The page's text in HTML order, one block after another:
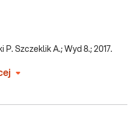
P. Szczeklik A.; Wyd 8.; 2017.